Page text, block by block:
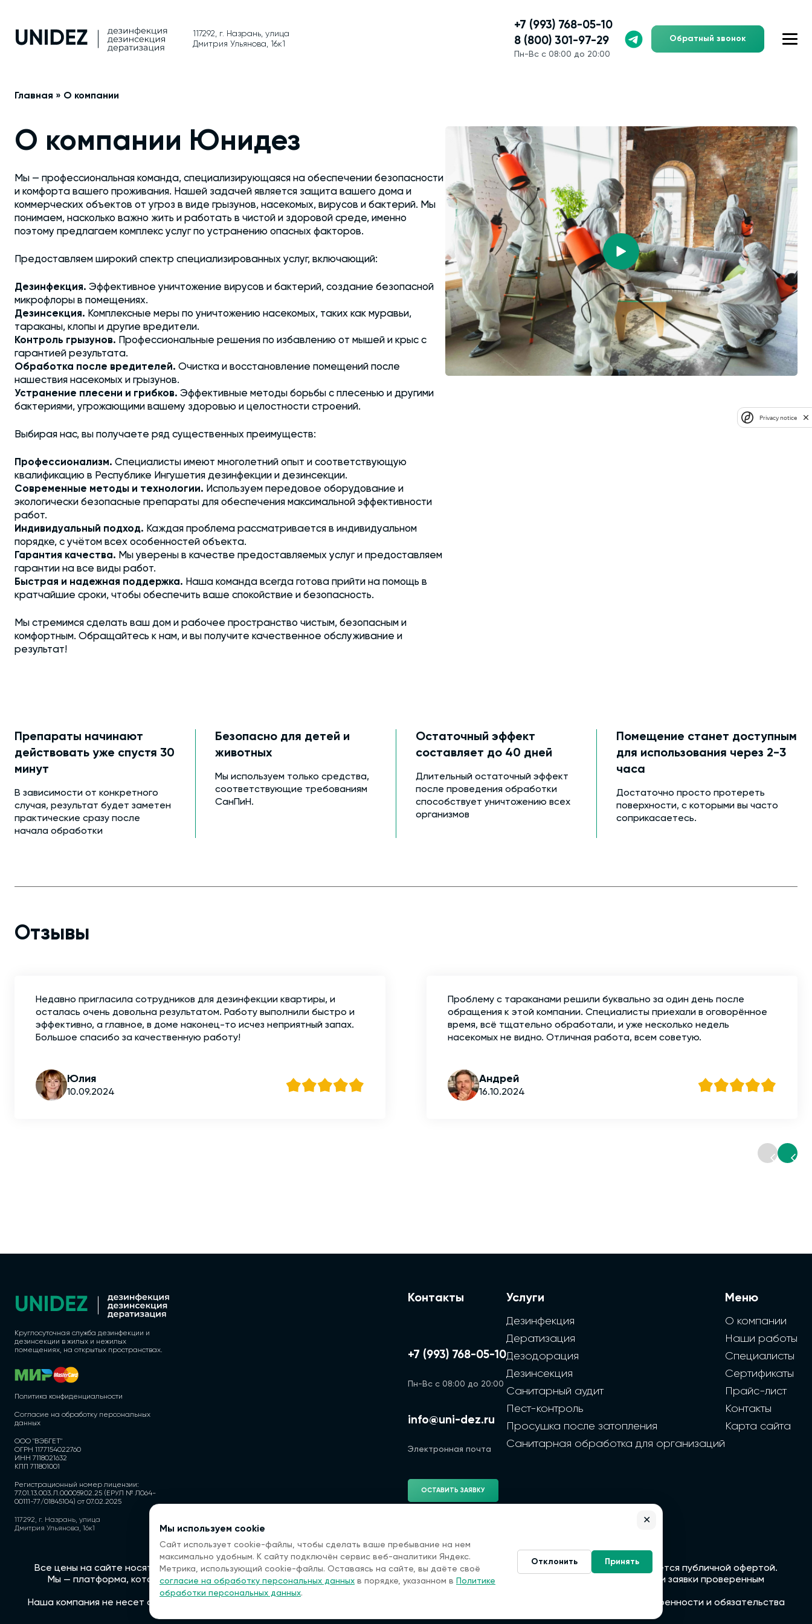
117292, г. Назрань, улица
Дмитрия Ульянова, 16к1
+7 (993) 768-05-10
8 (800) 301-97-29
Пн-Вс с 08:00 до 20:00
Обратный звонок
Главная » О компании
О компании Юнидез
Мы — профессиональная команда, специализирующаяся на обеспечении безопасности
и комфорта вашего проживания. Нашей задачей является защита вашего дома и
коммерческих объектов от угроз в виде грызунов, насекомых, вирусов и бактерий. Мы
понимаем, насколько важно жить и работать в чистой и здоровой среде, именно
поэтому предлагаем комплекс услуг по устранению опасных факторов.
Предоставляем широкий спектр специализированных услуг, включающий:
Дезинфекция. Эффективное уничтожение вирусов и бактерий, создание безопасной
микрофлоры в помещениях.
Дезинсекция. Комплексные меры по уничтожению насекомых, таких как муравьи,
тараканы, клопы и другие вредители.
Контроль грызунов. Профессиональные решения по избавлению от мышей и крыс с
гарантией результата.
Обработка после вредителей. Очистка и восстановление помещений после
нашествия насекомых и грызунов.
Устранение плесени и грибков. Эффективные методы борьбы с плесенью и другими
бактериями, угрожающими вашему здоровью и целостности строений.
Выбирая нас, вы получаете ряд существенных преимуществ:
Профессионализм. Специалисты имеют многолетний опыт и соответствующую
квалификацию в Республике Ингушетия дезинфекции и дезинсекции.
Современные методы и технологии. Используем передовое оборудование и
экологически безопасные препараты для обеспечения максимальной эффективности
работ.
Индивидуальный подход. Каждая проблема рассматривается в индивидуальном
порядке, с учётом всех особенностей объекта.
Гарантия качества. Мы уверены в качестве предоставляемых услуг и предоставляем
гарантии на все виды работ.
Быстрая и надежная поддержка. Наша команда всегда готова прийти на помощь в
кратчайшие сроки, чтобы обеспечить ваше спокойствие и безопасность.
Мы стремимся сделать ваш дом и рабочее пространство чистым, безопасным и
комфортным. Обращайтесь к нам, и вы получите качественное обслуживание и
результат!
Препараты начинают
действовать уже спустя 30
минут
В зависимости от конкретного
случая, результат будет заметен
практические сразу после
начала обработки
Безопасно для детей и
животных
Мы используем только средства,
соответствующие требованиям
СанПиН.
Остаточный эффект
составляет до 40 дней
Длительный остаточный эффект
после проведения обработки
способствует уничтожению всех
организмов
Помещение станет доступным
для использования через 2-3
часа
Достаточно просто протереть
поверхности, с которыми вы часто
соприкасаетесь.
Отзывы
Недавно пригласила сотрудников для дезинфекции квартиры, и
осталась очень довольна результатом. Работу выполнили быстро и
эффективно, а главное, в доме наконец-то исчез неприятный запах.
Большое спасибо за качественную работу!
Юлия
10.09.2024
Проблему с тараканами решили буквально за один день после
обращения к этой компании. Специалисты приехали в оговорённое
время, всё тщательно обработали, и уже несколько недель
насекомых не видно. Отличная работа, всем советую.
Андрей
16.10.2024
Круглосуточная служба дезинфекции и
дезинсекции в жилых и нежилых
помещениях, на открытых пространствах.
Политика конфиденциальности
Согласие на обработку персональных
данных
ООО "ВЭБГЕТ"
ОГРН 1177154022760
ИНН 7118021632
КПП 711801001
Регистрационный номер лицензии:
77.01.13.003.Л.000059.02.25 (ЕРУЛ № Л064-
00111-77/01845104) от 07.02.2025
117292, г. Назрань, улица
Дмитрия Ульянова, 16к1
Контакты
+7 (993) 768-05-10
Пн-Вс с 08:00 до 20:00
info@uni-dez.ru
Электронная почта
ОСТАВИТЬ ЗАЯВКУ
Услуги
Дезинфекция
Дератизация
Дезодорация
Дезинсекция
Санитарный аудит
Пест-контроль
Просушка после затопления
Санитарная обработка для организаций
Меню
О компании
Наши работы
Специалисты
Сертификаты
Прайс-лист
Контакты
Карта сайта
2026 г. Cайт санэпидемстанции — Все права защищены
Все цены на сайте носят информационный характер, окончательная цена зависит от многих факторов. Информация с сайта не является публичной офертой.
Мы — платформа, которая помогает вам найти специалистов по дезинфекции. Мы не оказываем услуги напрямую, а передаем ваши заявки проверенным
Наша компания не несет ответственности за качество выполненных работ или услуг, предоставленных третьими лицами. Все договоренности и обязательства
Мы используем cookie
Сайт использует cookie-файлы, чтобы сделать ваше пребывание на нем
максимально удобным. К сайту подключён сервис веб-аналитики Яндекс.
Метрика, использующий cookie-файлы. Оставаясь на сайте, вы даёте своё
согласие на обработку персональных данных в порядке, указанном в Политике
обработки персональных данных.
Отклонить Принять
✕
Privacy notice